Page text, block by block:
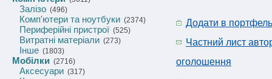
Залізо (496)
Комп'ютери та ноутбуки (2374)
Периферійні пристрої (525)
Витратні матеріали (273)
Інше (1803)
Мобілки (2716)
Аксесуари (317)
Додати в портфель
Частний лист
оголошення